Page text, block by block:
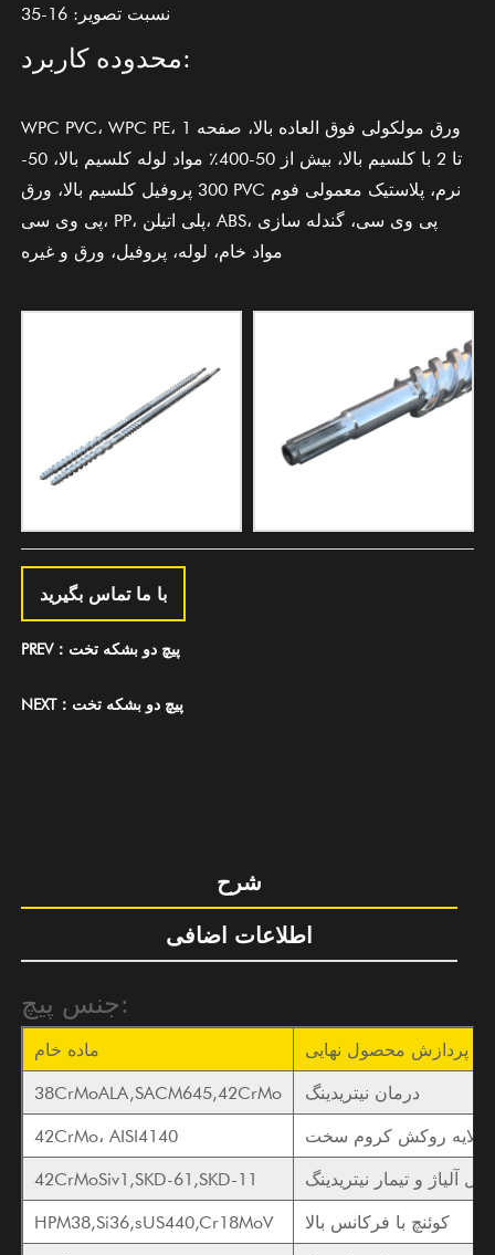
نسبت تصویر: 16-35
محدوده کاربرد:
WPC PVC، WPC PE، ورق مولکولی فوق العاده بالا، صفحه 1
تا 2 با کلسیم بالا، بیش از 50-400٪ مواد لوله کلسیم بالا، 50-
300 پروفیل کلسیم بالا، ورق PVC نرم، پلاستیک معمولی فوم
پی وی سی، PP، پلی اتیلن، ABS، پی وی سی، گندله سازی
مواد خام، لوله، پروفیل، ورق و غیره
با ما تماس بگیرید
PREV：پیچ دو بشکه تخت
NEXT：پیچ دو بشکه تخت
شرح
اطلاعات اضافی
جنس پیچ:
ماده خام
پردازش محصول نهایی
38CrMoALA,SACM645,42CrMo
درمان نیتریدینگ
42CrMo، AISI4140
لایه روکش کروم سخت
42CrMoSiv1,SKD-61,SKD-11
آلیاژ و تیمار نیتریدینگ
HPM38,Si36,sUS440,Cr18MoV
کوئنچ با فرکانس بالا